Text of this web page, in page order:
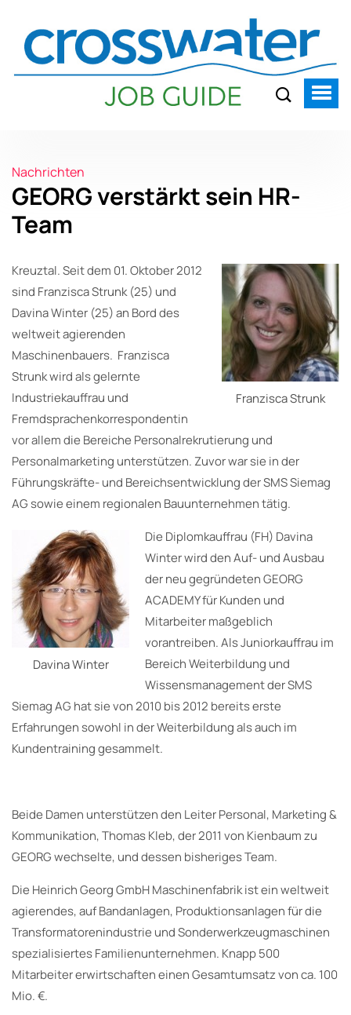
Nachrichten
GEORG verstärkt sein HR-
Team
Franzisca Strunk
Kreuztal. Seit dem 01. Oktober 2012
sind Franzisca Strunk (25) und
Davina Winter (25) an Bord des
weltweit agierenden
Maschinenbauers. Franzisca
Strunk wird als gelernte
Industriekauffrau und
Fremdsprachenkorrespondentin
vor allem die Bereiche Personalrekrutierung und
Personalmarketing unterstützen. Zuvor war sie in der
Führungskräfte- und Bereichsentwicklung der SMS Siemag
AG sowie einem regionalen Bauunternehmen tätig.
Davina Winter
Die Diplomkauffrau (FH) Davina
Winter wird den Auf- und Ausbau
der neu gegründeten GEORG
ACADEMY für Kunden und
Mitarbeiter maßgeblich
vorantreiben. Als Juniorkauffrau im
Bereich Weiterbildung und
Wissensmanagement der SMS
Siemag AG hat sie von 2010 bis 2012 bereits erste
Erfahrungen sowohl in der Weiterbildung als auch im
Kundentraining gesammelt.
Beide Damen unterstützen den Leiter Personal, Marketing &
Kommunikation, Thomas Kleb, der 2011 von Kienbaum zu
GEORG wechselte, und dessen bisheriges Team.
Die Heinrich Georg GmbH Maschinenfabrik ist ein weltweit
agierendes, auf Bandanlagen, Produktionsanlagen für die
Transformatorenindustrie und Sonderwerkzeugmaschinen
spezialisiertes Familienunternehmen. Knapp 500
Mitarbeiter erwirtschaften einen Gesamtumsatz von ca. 100
Mio. €.